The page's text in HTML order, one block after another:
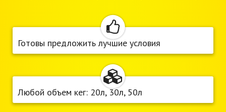
Готовы предложить лучшие условия
Любой объем кег: 20л, 30л, 50л